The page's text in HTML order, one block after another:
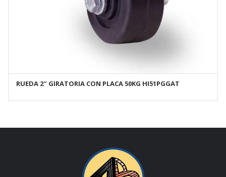
AÑADIR AL CARRITO
RUEDA 2″ GIRATORIA CON PLACA 50KG HI51PGGAT